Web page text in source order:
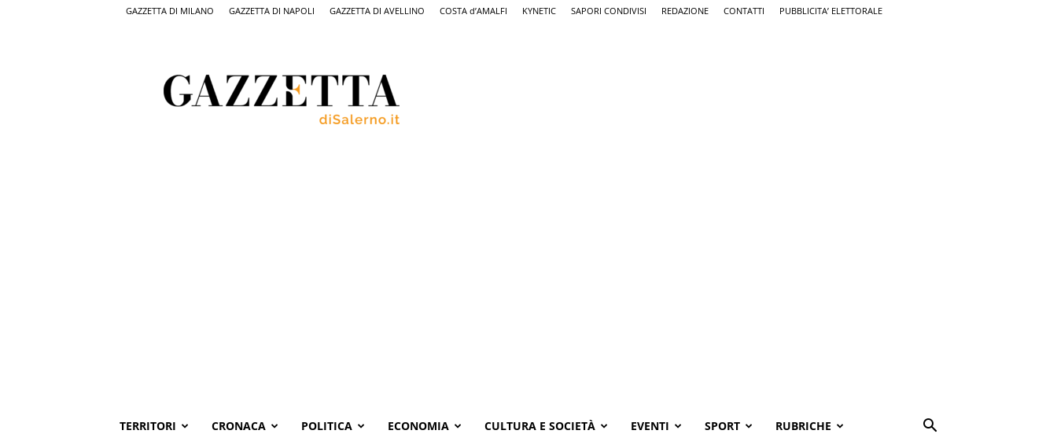
GAZZETTA DI MILANO GAZZETTA DI NAPOLI GAZZETTA DI AVELLINO COSTA d’AMALFI KYNETIC SAPORI CONDIVISI REDAZIONE CONTATTI PUBBLICITA’ ELETTORALE
Salerno,
il
quotidiano
TERRITORI CRONACA POLITICA ECONOMIA CULTURA E SOCIETÀ EVENTI SPORT RUBRICHE